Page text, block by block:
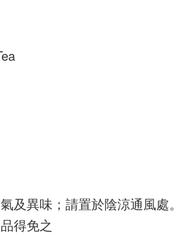
及異味；請置於陰涼通風處。
得免之